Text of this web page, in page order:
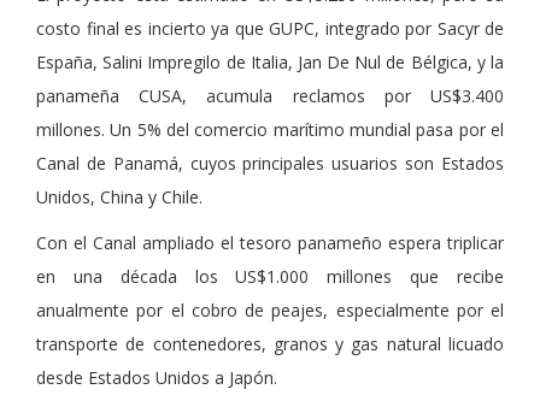
costo final es incierto ya que GUPC, integrado por Sacyr de
España, Salini Impregilo de Italia, Jan De Nul de Bélgica, y la
panameña CUSA, acumula reclamos por US$3.400
millones. Un 5% del comercio marítimo mundial pasa por el
Canal de Panamá, cuyos principales usuarios son Estados
Unidos, China y Chile.
Con el Canal ampliado el tesoro panameño espera triplicar
en una década los US$1.000 millones que recibe
anualmente por el cobro de peajes, especialmente por el
transporte de contenedores, granos y gas natural licuado
desde Estados Unidos a Japón.